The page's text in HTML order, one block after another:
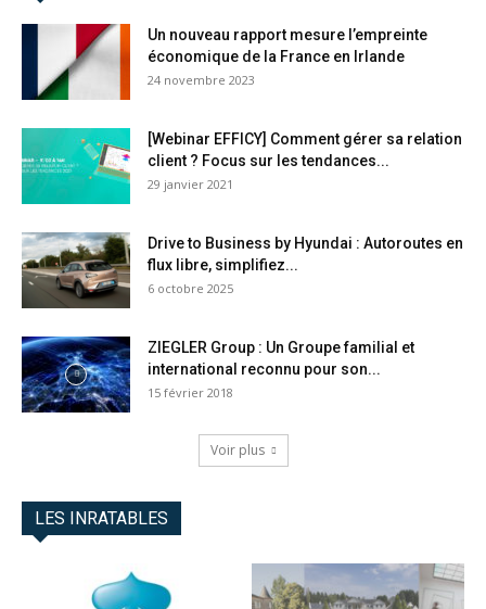
Un nouveau rapport mesure l’empreinte
économique de la France en Irlande
24 novembre 2023
[Webinar EFFICY] Comment gérer sa relation
client ? Focus sur les tendances...
29 janvier 2021
Drive to Business by Hyundai : Autoroutes en
flux libre, simplifiez...
6 octobre 2025
ZIEGLER Group : Un Groupe familial et
international reconnu pour son...
15 février 2018
Voir plus
LES INRATABLES